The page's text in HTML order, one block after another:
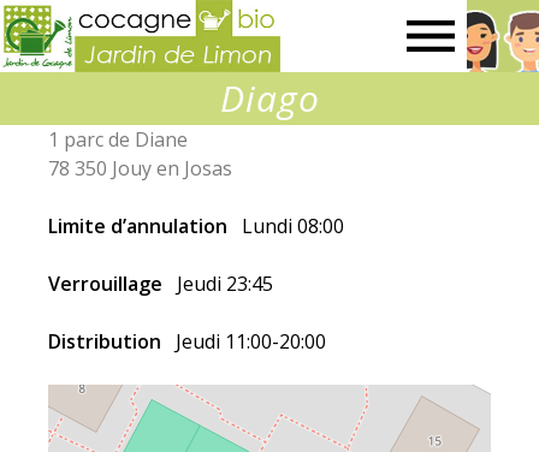
de
Diago
1 parc de Diane
78 350 Jouy en Josas
Limite d’annulation Lundi 08:00
Verrouillage Jeudi 23:45
Distribution Jeudi 11:00-20:00